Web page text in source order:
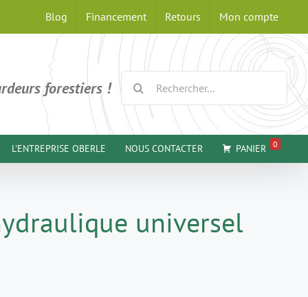
Blog Financement Retours Mon compte
forestiers !
PANIER 0
NOUS CONTACTER
L'ENTREPRISE OBERLE
universel